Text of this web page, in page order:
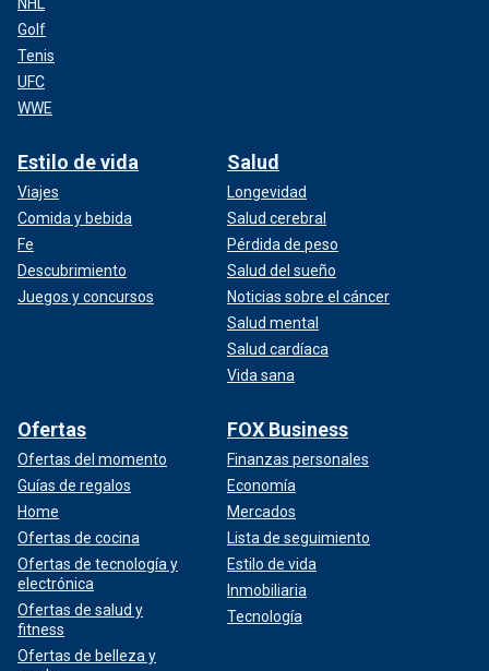
NHL
Golf
Tenis
UFC
WWE
Estilo de vida
Viajes
Comida y bebida
Fe
Descubrimiento
Juegos y concursos
Salud
Longevidad
Salud cerebral
Pérdida de peso
Salud del sueño
Noticias sobre el cáncer
Salud mental
Salud cardíaca
Vida sana
Ofertas
Ofertas del momento
Guías de regalos
Home
Ofertas de cocina
Ofertas de tecnología y
electrónica
Ofertas de salud y
fitness
Ofertas de belleza y
FOX Business
Finanzas personales
Economía
Mercados
Lista de seguimiento
Estilo de vida
Inmobiliaria
Tecnología